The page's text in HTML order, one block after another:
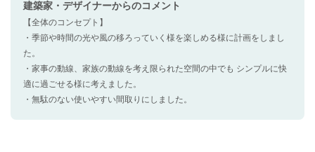
建築家・デザイナーからのコメント
【全体のコンセプト】
・季節や時間の光や風の移ろっていく様を楽しめる様に計画をしまし
た。
・家事の動線、家族の動線を考え限られた空間の中でも シンプルに快
適に過ごせる様に考えました。
・無駄のない使いやすい間取りにしました。